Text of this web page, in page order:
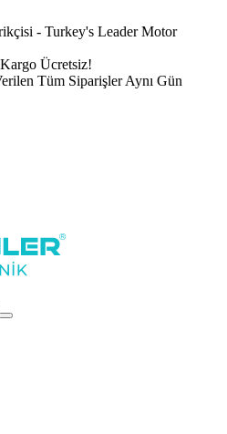
- Turkey's Leader Motor
Ücretsiz!
Tüm Siparişler Aynı Gün